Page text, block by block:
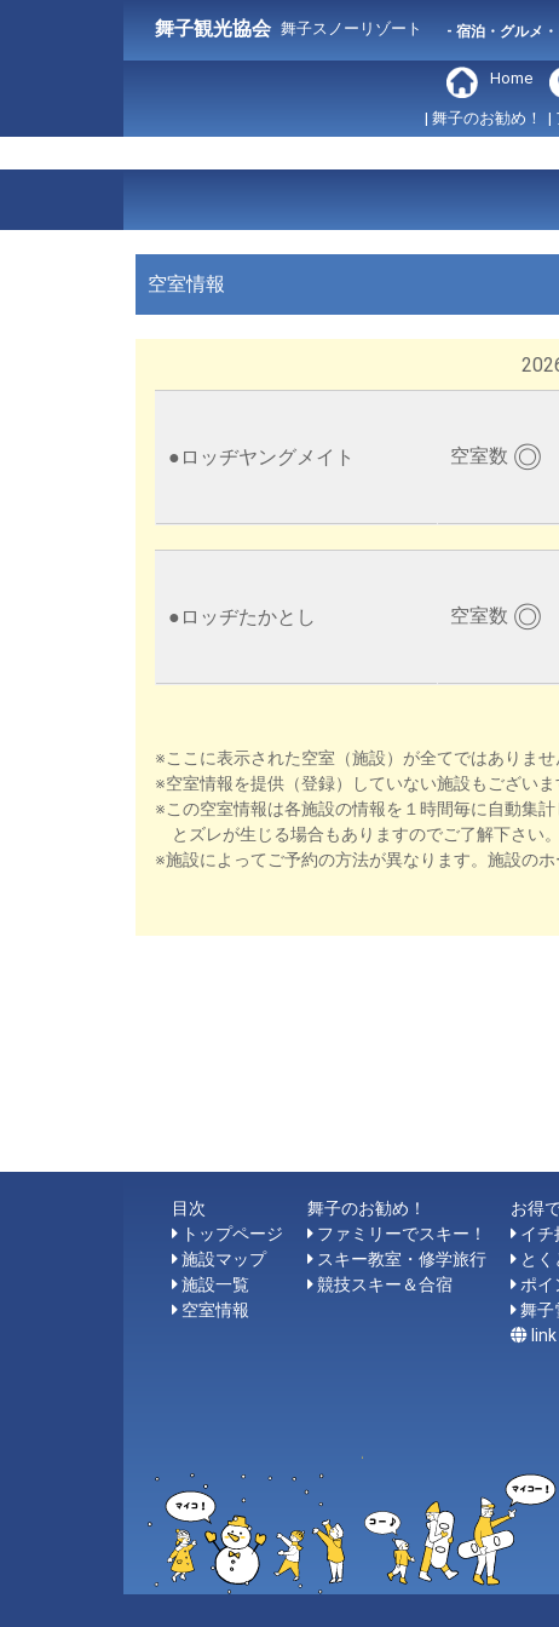
舞子観光協会 舞子スノーリゾート - 宿泊・グルメ
Home
| 舞子のお勧め！ |
空室情報
● ロッヂヤングメイト 空室数 ◎
● ロッヂたかとし 空室数 ◎
※ここに表示された空室（施設）が全てではありませ
※空室情報を提供（登録）していない施設もござい
※この空室情報は各施設の情報を１時間毎に自動集
とズレが生じる場合もありますのでご了解下さい。
※施設によってご予約の方法が異なります。施設の
目次
トップページ
施設マップ
施設一覧
空室情報
舞子のお勧め！
ファミリーでスキー！
スキー教室・修学旅行
競技スキー＆合宿
お得
イチ
とく
ポイ
舞子